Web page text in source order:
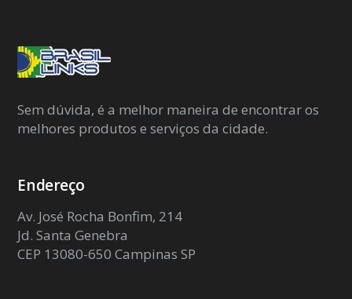
Sem dúvida, é a melhor maneira de encontrar os
melhores produtos e serviços da cidade.
Endereço
Av. José Rocha Bonfim, 214
Jd. Santa Genebra
CEP 13080-650 Campinas SP